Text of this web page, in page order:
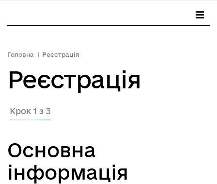
Головна Реєстрація
Реєстрація
Крок 1 з 3
Основна
інформація